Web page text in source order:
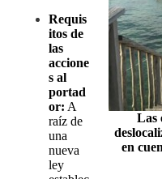
Las
en
Requis
itos de
las
accione
s al
portad
or: A
raíz de
una
nueva
ley